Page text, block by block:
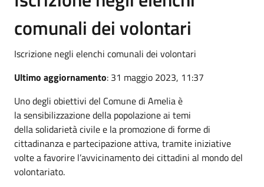
comunali dei volontari
Iscrizione negli elenchi comunali dei volontari
Ultimo aggiornamento: 31 maggio 2023, 11:37
Uno degli obiettivi del Comune di Amelia è
la sensibilizzazione della popolazione ai temi
della solidarietà civile e la promozione di forme di
cittadinanza e partecipazione attiva, tramite iniziative
volte a favorire l’avvicinamento dei cittadini al mondo del
volontariato.